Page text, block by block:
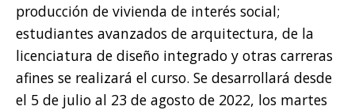
producción de vivienda de interés social;
estudiantes avanzados de arquitectura, de la
licenciatura de diseño integrado y otras carreras
afines se realizará el curso. Se desarrollará desde
el 5 de julio al 23 de agosto de 2022, los martes